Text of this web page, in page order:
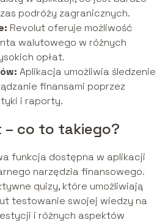
podróży zagranicznych.
Revolut oferuje możliwość
walutowego w różnych
opłat.
Aplikacja umożliwia śledzenie
finansami poprzez
i raporty.
– co to takiego?
funkcja dostępna w aplikacji
narzędzia finansowego.
quizy, które umożliwiają
testowanie swojej wiedzy na
i różnych aspektów